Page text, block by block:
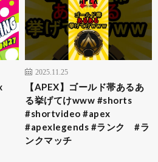
2025.11.25
【APEX】ゴールド帯あるあ
る挙げてけwww #shorts
#shortvideo #apex
#apexlegends #ランク #ラ
ンクマッチ